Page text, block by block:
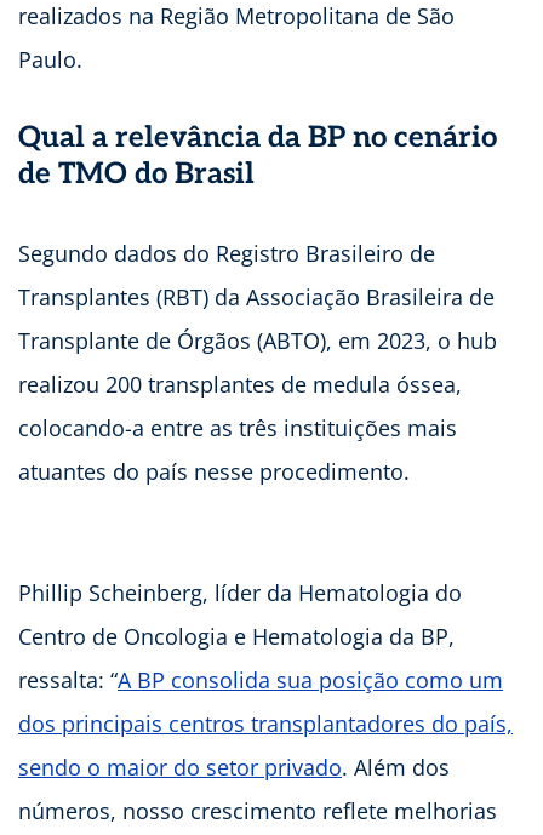
realizados na Região Metropolitana de São
Paulo.
Qual a relevância da BP no cenário
de TMO do Brasil
Segundo dados do Registro Brasileiro de
Transplantes (RBT) da Associação Brasileira de
Transplante de Órgãos (ABTO), em 2023, o hub
realizou 200 transplantes de medula óssea,
colocando-a entre as três instituições mais
atuantes do país nesse procedimento.
Phillip Scheinberg, líder da Hematologia do
Centro de Oncologia e Hematologia da BP,
ressalta: “A BP consolida sua posição como um
dos principais centros transplantadores do país,
sendo o maior do setor privado. Além dos
números, nosso crescimento reflete melhorias